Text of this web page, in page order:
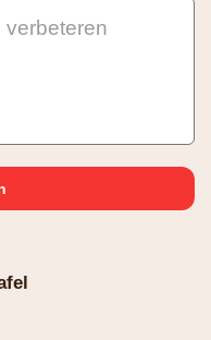
verbeteren